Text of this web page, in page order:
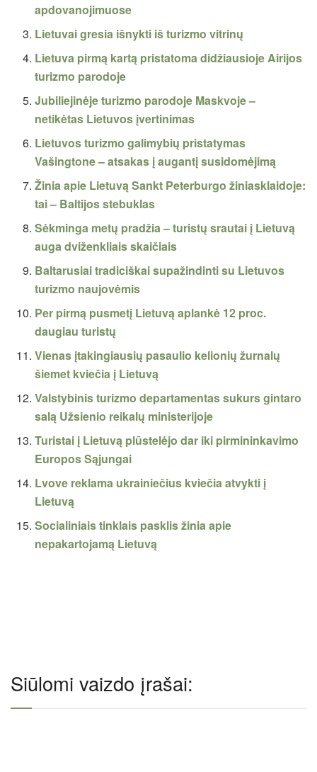
apdovanojimuose
Lietuvai gresia išnykti iš turizmo vitrinų
Lietuva pirmą kartą pristatoma didžiausioje Airijos
turizmo parodoje
Jubiliejinėje turizmo parodoje Maskvoje –
netikėtas Lietuvos įvertinimas
Lietuvos turizmo galimybių pristatymas
Vašingtone – atsakas į augantį susidomėjimą
Žinia apie Lietuvą Sankt Peterburgo žiniasklaidoje:
tai – Baltijos stebuklas
Sėkminga metų pradžia – turistų srautai į Lietuvą
auga dviženkliais skaičiais
Baltarusiai tradiciškai supažindinti su Lietuvos
turizmo naujovėmis
Per pirmą pusmetį Lietuvą aplankė 12 proc.
daugiau turistų
Vienas įtakingiausių pasaulio kelionių žurnalų
šiemet kviečia į Lietuvą
Valstybinis turizmo departamentas sukurs gintaro
salą Užsienio reikalų ministerijoje
Turistai į Lietuvą plūstelėjo dar iki pirmininkavimo
Europos Sąjungai
Lvove reklama ukrainiečius kviečia atvykti į
Lietuvą
Socialiniais tinklais pasklis žinia apie
nepakartojamą Lietuvą
Siūlomi vaizdo įrašai: